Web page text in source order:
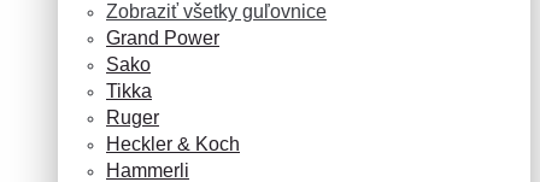
Zobraziť všetky guľovnice
Grand Power
Sako
Tikka
Ruger
Heckler & Koch
Hammerli